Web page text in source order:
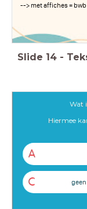
--> met affiches = bwb
Slide 14 -
Wat
Hiermee
A
C